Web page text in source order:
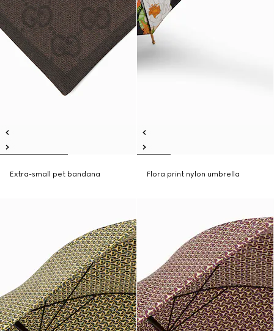
Extra-small pet bandana Flora print nylon umbrella